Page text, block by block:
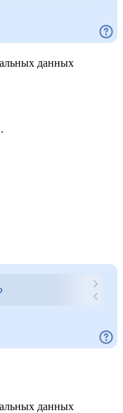
данных
данных